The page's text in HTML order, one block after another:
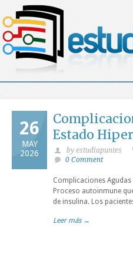
26
MAY
2026
Estado
by estudiapuntes
0 Comment
Complicaciones
Proceso autoinmune
de insulina. Los
Leer más →